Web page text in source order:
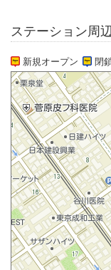
ステーション周
新規オープン 閉